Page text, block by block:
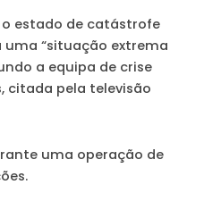
estado de catástrofe
uma “situação extrema
a equipa de crise
citada pela televisão
uma operação de